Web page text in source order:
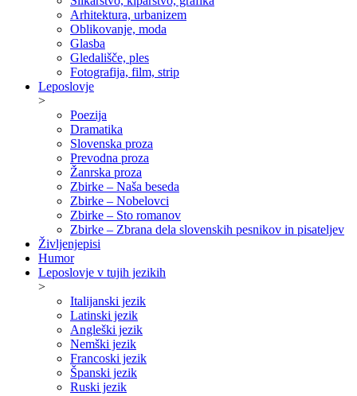
Arhitektura, urbanizem
Oblikovanje, moda
Glasba
Gledališče, ples
Fotografija, film, strip
Leposlovje
>
Poezija
Dramatika
Slovenska proza
Prevodna proza
Žanrska proza
Zbirke – Naša beseda
Zbirke – Nobelovci
Zbirke – Sto romanov
Zbirke – Zbrana dela slovenskih pesnikov in pisateljev
Življenjepisi
Humor
Leposlovje v tujih jezikih
>
Italijanski jezik
Latinski jezik
Angleški jezik
Nemški jezik
Francoski jezik
Španski jezik
Ruski jezik